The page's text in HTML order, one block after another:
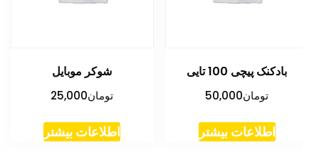
بادکنک پیچی 100 تایی
تومان50,000
اطلاعات بیشتر
شوکر موبایل
تومان25,000
اطلاعات بیشتر